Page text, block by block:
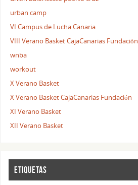
urban camp
VI Campus de Lucha Canaria
VIII Verano Basket CajaCanarias Fundación
wnba
workout
X Verano Basket
X Verano Basket CajaCanarias Fundación
XI Verano Basket
XII Verano Basket
ETIQUETAS